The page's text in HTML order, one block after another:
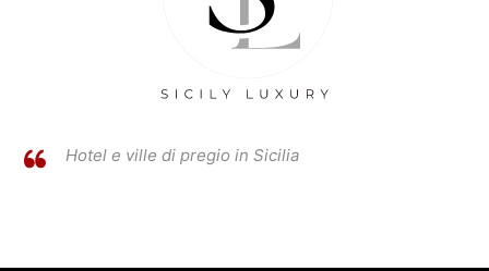
Hotel e ville di pregio in Sicilia